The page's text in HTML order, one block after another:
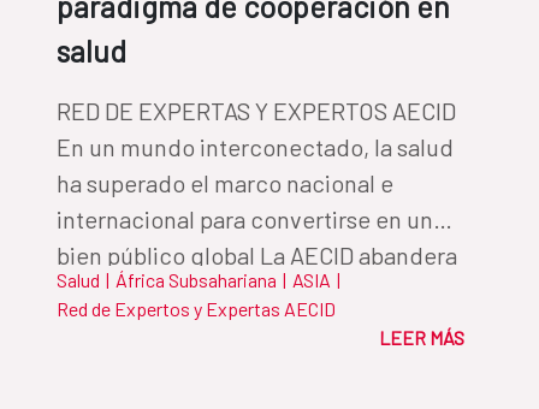
salud
RED DE EXPERTAS Y EXPERTOS AECID
En un mundo interconectado, la salud
ha superado el marco nacional e
internacional para convertirse en un
bien público global La AECID abandera
este nuevo paradigma, impulsando
alianzas innovadoras que aseguran la
Salud | África Subsahariana | ASIA |
Red de Expertos y Expertas AECID
LEER MÁS